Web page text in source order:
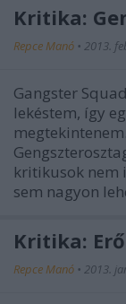
Kritika:
Repce Manó • 2013.
Gangster
lekéstem, így
kritikusok nem
sem nagyon
Kritika:
Repce Manó • 2013.